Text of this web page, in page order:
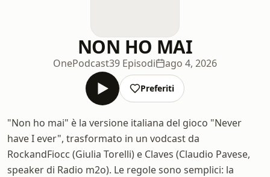
NON HO MAI
OnePodcast39 Episodi ago 4, 2026
Preferiti
"Non ho mai" è la versione italiana del gioco "Never
have I ever", trasformato in un vodcast da
RockandFiocc (Giulia Torelli) e Claves (Claudio Pavese,
speaker di Radio m2o). Le regole sono semplici: la